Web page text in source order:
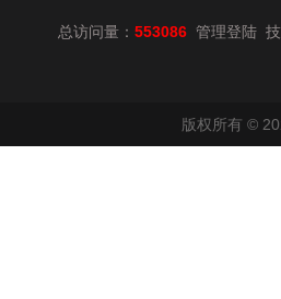
总访问量： 553086 管理登陆
版权所有 ©